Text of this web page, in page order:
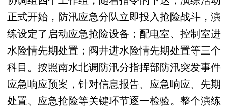
正式开始，防汛应急分队立即投入抢险战斗，演
练设定了启动应急抢险设备；配电室、控制室进
水险情先期处置；阀井进水险情先期处置等三个
科目。按照南水北调防汛分指挥部防汛突发事件
应急响应预案，针对信息报告、应急响应、先期
处置、应急抢险等关键环节逐一检验。整个演练